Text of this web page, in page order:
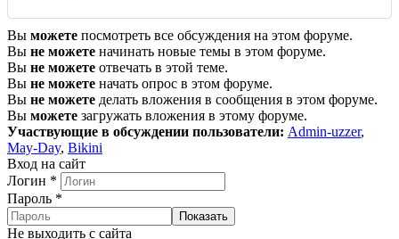
Вы можете посмотреть все обсуждения на этом форуме.
Вы не можете начинать новые темы в этом форуме.
Вы не можете отвечать в этой теме.
Вы не можете начать опрос в этом форуме.
Вы не можете делать вложения в сообщения в этом форуме.
Вы можете загружать вложения в этому форуме.
Участвующие в обсуждении пользователи: Admin-uzzer,
May-Day, Bikini
Вход на сайт
Логин *
Пароль *
Показать
Не выходить с сайта